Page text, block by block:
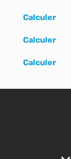
Calculer
Calculer
Calculer